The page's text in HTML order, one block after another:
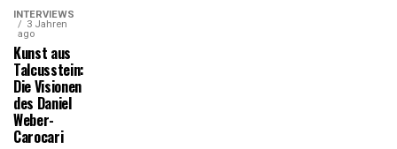
INTERVIEWS
3 Jahren
ago
Kunst aus
Talcusstein:
Die Visionen
des Daniel
Weber-
Carocari